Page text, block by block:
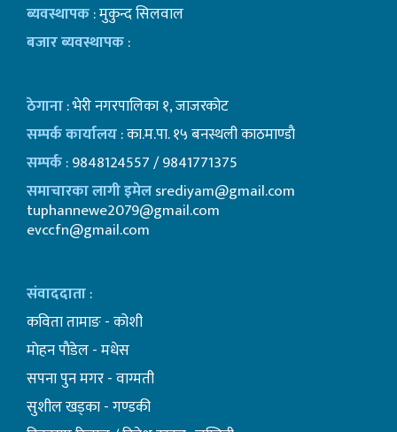
ब्यवस्थापक: मुकुन्द सिलवाल
बजार ब्यवस्थापक:
ठेगाना: भेरी नगरपालिका १, जाजरकोट
सम्पर्क कार्यालय: का.म.पा. १५ बनस्थली काठमाण्डाै
सम्पर्क: 9848124557 / 9841771375
समाचारका लागी इमेलsrediyam@gmail.com
tuphannewe2079@gmail.com
evccfn@gmail.com
संवाददाता:
कविता तामाङ - कोशी
माेहन पाैडेल - मधेस
सपना पुन मगर - वाग्मती
सुशील खड्का - गण्डकी